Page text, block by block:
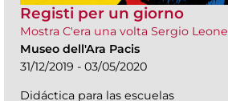
Registi per un giorno
Mostra C'era una volta Sergio Leone
Museo dell'Ara Pacis
31/12/2019 - 03/05/2020
Didáctica para las escuelas